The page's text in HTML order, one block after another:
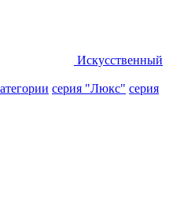
Искусственный
серия "Люкс" серия